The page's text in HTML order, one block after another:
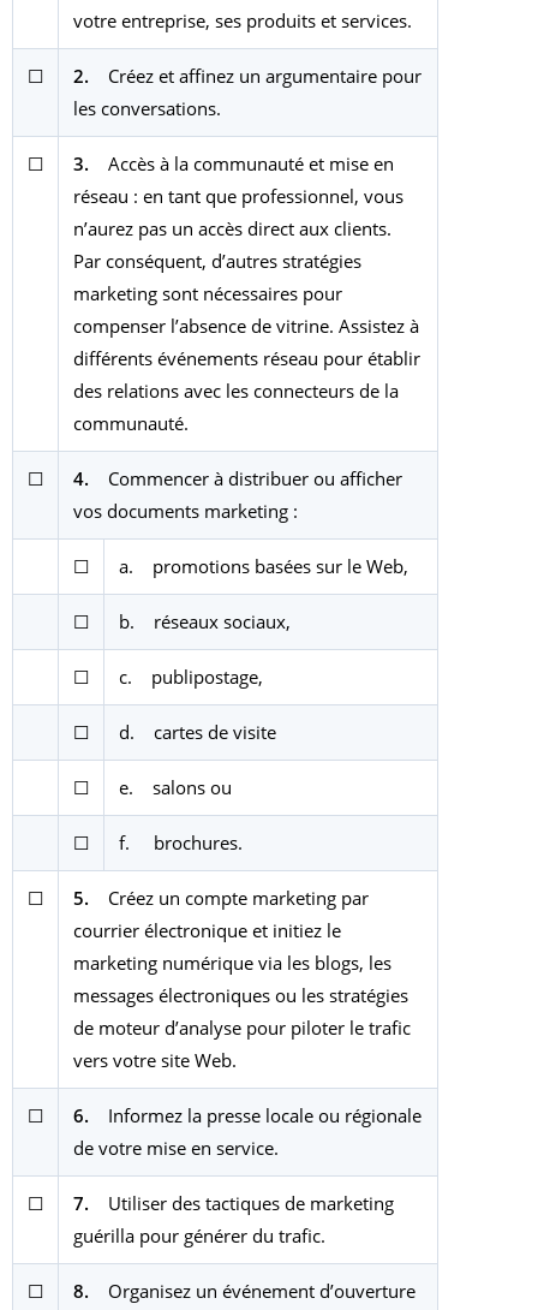
votre entreprise, ses produits et services.
☐ 2. Créez et affinez un argumentaire pour
les conversations.
☐ 3. Accès à la communauté et mise en
réseau : en tant que professionnel, vous
n’aurez pas un accès direct aux clients.
Par conséquent, d’autres stratégies
marketing sont nécessaires pour
compenser l’absence de vitrine. Assistez à
différents événements réseau pour établir
des relations avec les connecteurs de la
communauté.
☐ 4. Commencer à distribuer ou afficher
vos documents marketing :
☐ a. promotions basées sur le Web,
☐ b. réseaux sociaux,
☐ c. publipostage,
☐ d. cartes de visite
☐ e. salons ou
☐ f. brochures.
☐ 5. Créez un compte marketing par
courrier électronique et initiez le
marketing numérique via les blogs, les
messages électroniques ou les stratégies
de moteur d’analyse pour piloter le trafic
vers votre site Web.
☐ 6. Informez la presse locale ou régionale
de votre mise en service.
☐ 7. Utiliser des tactiques de marketing
guérilla pour générer du trafic.
☐ 8. Organisez un événement d’ouverture